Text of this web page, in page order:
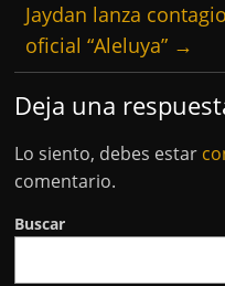
Jaydan lanza
oficial “Aleluya” →
Deja una
Lo siento, debes estar
comentario.
Buscar